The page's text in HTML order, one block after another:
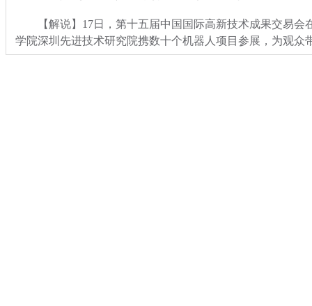
【解说】17日，第十五届中国国际高新技术成果交易会
学院深圳先进技术研究院携数十个机器人项目参展，为观众